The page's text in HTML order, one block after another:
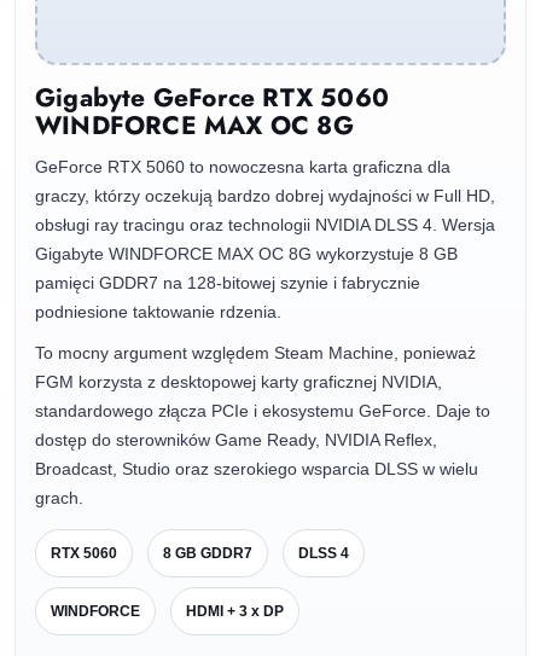
Gigabyte GeForce RTX 5060
WINDFORCE MAX OC 8G
GeForce RTX 5060 to nowoczesna karta graficzna dla
graczy, którzy oczekują bardzo dobrej wydajności w Full HD,
obsługi ray tracingu oraz technologii NVIDIA DLSS 4. Wersja
Gigabyte WINDFORCE MAX OC 8G wykorzystuje 8 GB
pamięci GDDR7 na 128-bitowej szynie i fabrycznie
podniesione taktowanie rdzenia.
To mocny argument względem Steam Machine, ponieważ
FGM korzysta z desktopowej karty graficznej NVIDIA,
standardowego złącza PCIe i ekosystemu GeForce. Daje to
dostęp do sterowników Game Ready, NVIDIA Reflex,
Broadcast, Studio oraz szerokiego wsparcia DLSS w wielu
grach.
RTX 5060 8 GB GDDR7 DLSS 4
WINDFORCE HDMI + 3 x DP